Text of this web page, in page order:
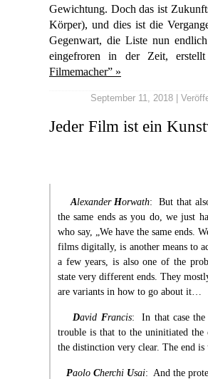
Gewichtung. Doch das ist
Körper), und dies ist die
Gegenwart, die Liste nun
eingefroren in der Zeit,
Filmemacher” »
September 11, 2018 |
Jeder Film ist ein
Alexander Horwath: But that
the same ends as you do, we just
who say, „We have the same ends.
films digitally, is another means to
a few years, is also one of the
state very different ends. They
are variants in how to go about it…
David Francis: In that case the
trouble is that to the uninitiated the
the distinction very clear. The end
Paolo Cherchi Usai: And the